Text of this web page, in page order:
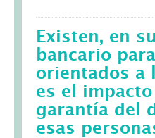
Existen, en
bancario
orientados a
es el
garantía del
esas